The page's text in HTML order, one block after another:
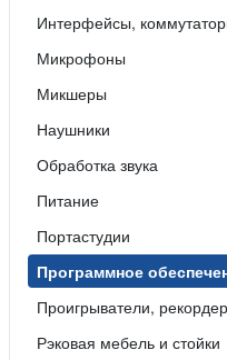
Интерфейсы,
Микрофоны
Микшеры
Наушники
Обработка звука
Питание
Портастудии
Программное
Проигрыватели,
Рэковая мебель и стойки